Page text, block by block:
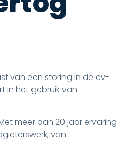
van een storing in de cv-
in het gebruik van
meer dan 20 jaar ervaring
van